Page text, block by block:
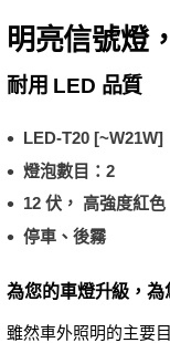
明亮信號燈
耐用 LED 品質
LED-T20 [~W21W]
燈泡數目：2
12 伏， 高強度紅色
停車、後霧
為您的車燈升級，為
雖然車外照明的主要